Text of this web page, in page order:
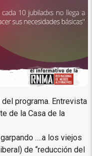
Che
programa. Entrevista
de la Casa de la
….a los viejos
de “reducción del